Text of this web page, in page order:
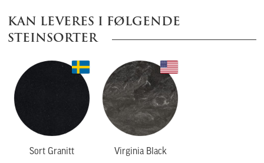
KAN LEVERES I FØLGENDE
STEINSORTER
Sort Granitt Virginia Black